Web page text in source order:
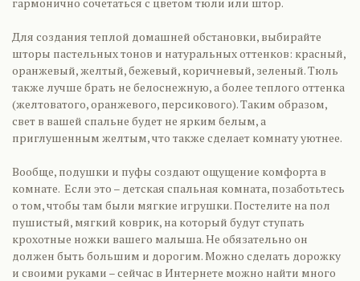
Для создания теплой домашней обстановки, выбирайте
шторы пастельных тонов и натуральных оттенков: красный,
оранжевый, желтый, бежевый, коричневый, зеленый. Тюль
также лучше брать не белоснежную, а более теплого оттенка
(желтоватого, оранжевого, персикового). Таким образом,
свет в вашей спальне будет не ярким белым, а
приглушенным желтым, что также сделает комнату уютнее.
Вообще, подушки и пуфы создают ощущение комфорта в
комнате. Если это – детская спальная комната, позаботьтесь
о том, чтобы там были мягкие игрушки. Постелите на пол
пушистый, мягкий коврик, на который будут ступать
крохотные ножки вашего малыша. Не обязательно он
должен быть большим и дорогим. Можно сделать дорожку
и своими руками – сейчас в Интернете можно найти много